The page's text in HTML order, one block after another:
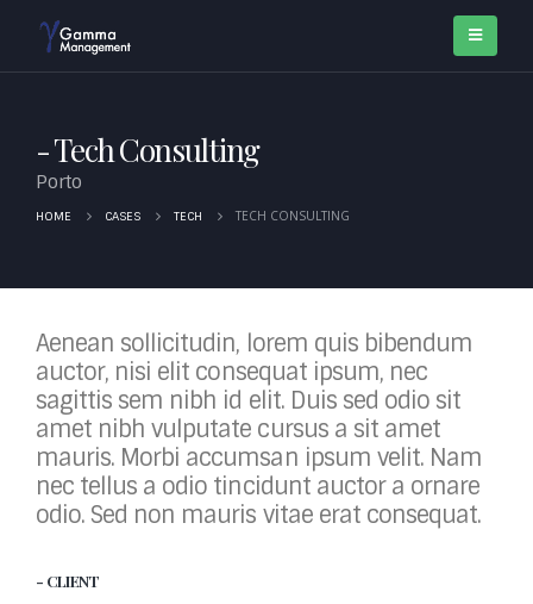
Tech Consulting
Porto
HOME CASES TECH TECH CONSULTING
Aenean sollicitudin, lorem quis bibendum
auctor, nisi elit consequat ipsum, nec
sagittis sem nibh id elit. Duis sed odio sit
amet nibh vulputate cursus a sit amet
mauris. Morbi accumsan ipsum velit. Nam
nec tellus a odio tincidunt auctor a ornare
odio. Sed non mauris vitae erat consequat.
- CLIENT